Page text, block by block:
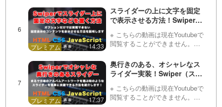
してみましょう！
て解説しています。スライダー
プラグインで少しずつ変化する
アニメーションが組めることを
知らない方も多いよう…
14:33
スライダーの上に文字を固定
で表示させる方法！Swiperで
ダー全体の上に固定でコンテ
ンツを置いておく方法を紹介
※ こちらの動画は現在Youtubeで
閲覧することができません。以
（プレミアム会員）することで
閲覧可能です。https://factory-
programming-mv.c…
17:37
奥行きのある、オシャレなス
ライダー実装！Swiper（スワ
回転させるオプションと考え
方を紹介します！
※ こちらの動画は現在Youtubeで
閲覧することができません。以